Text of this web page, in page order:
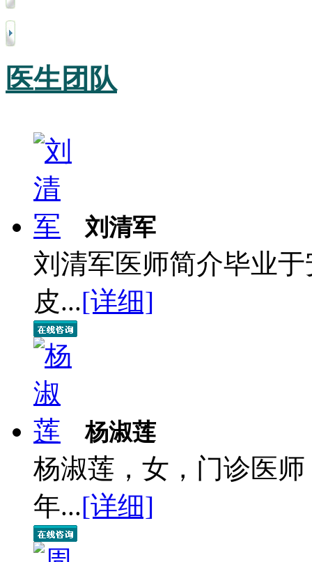
医生团队
刘清军
刘清军医师简介毕业
皮...[详细]
杨淑莲
杨淑莲，女，门诊医
年...[详细]